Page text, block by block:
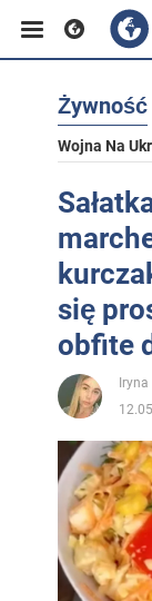
Żywność
Wojna Na
się
obfite